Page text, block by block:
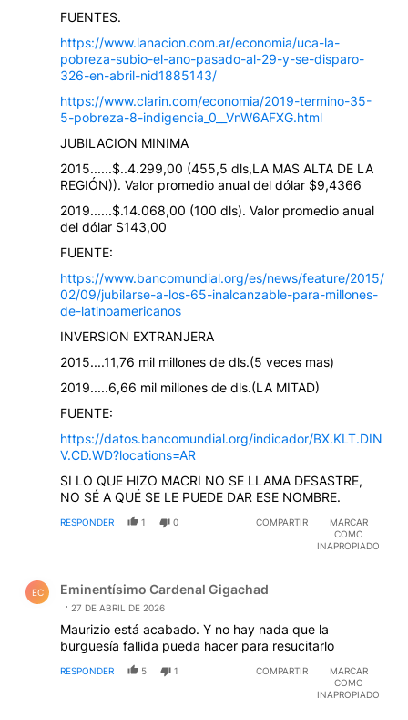
FUENTES.
https://www.lanacion.com.ar/economia/uca-la-
pobreza-subio-el-ano-pasado-al-29-y-se-disparo-
326-en-abril-nid1885143/
https://www.clarin.com/economia/2019-termino-35-
5-pobreza-8-indigencia_0__VnW6AFXG.html
JUBILACION MINIMA
2015......$..4.299,00 (455,5 dls,LA MAS ALTA DE LA
REGIÓN)). Valor promedio anual del dólar $9,4366
2019......$.14.068,00 (100 dls). Valor promedio anual
del dólar S143,00
FUENTE:
https://www.bancomundial.org/es/news/feature/2015/
02/09/jubilarse-a-los-65-inalcanzable-para-millones-
de-latinoamericanos
INVERSION EXTRANJERA
2015....11,76 mil millones de dls.(5 veces mas)
2019.....6,66 mil millones de dls.(LA MITAD)
FUENTE:
https://datos.bancomundial.org/indicador/BX.KLT.DIN
V.CD.WD?locations=AR
SI LO QUE HIZO MACRI NO SE LLAMA DESASTRE,
NO SÉ A QUÉ SE LE PUEDE DAR ESE NOMBRE.
RESPONDER 1 0 COMPARTIR
MARCAR
COMO
INAPROPIADO
EC Eminentísimo Cardenal Gigachad
27 DE ABRIL DE 2026
Maurizio está acabado. Y no hay nada que la
burguesía fallida pueda hacer para resucitarlo
RESPONDER 5 1 COMPARTIR
MARCAR
COMO
INAPROPIADO